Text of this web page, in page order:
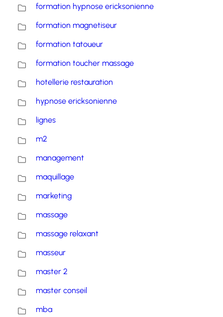
formation hypnose ericksonienne
formation magnetiseur
formation tatoueur
formation toucher massage
hotellerie restauration
hypnose ericksonienne
lignes
m2
management
maquillage
marketing
massage
massage relaxant
masseur
master 2
master conseil
mba